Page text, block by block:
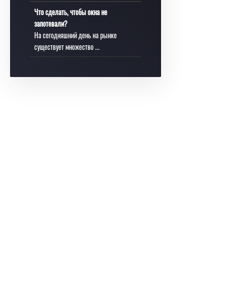
Что сделать, чтобы окна не
запотевали?
На сегодняшний день на рынке
существует множество ...